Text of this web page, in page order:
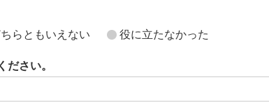
らともいえない 役に立たなかった
ださい。